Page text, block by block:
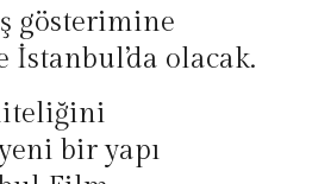
gösterimine
İstanbul’da olacak.
bir yapı